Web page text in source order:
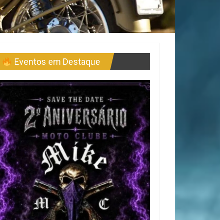
Eventos em Destaque